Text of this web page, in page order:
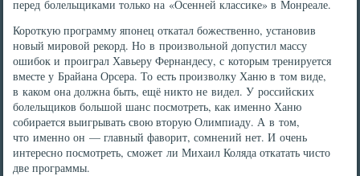
перед болельщиками только на «Осенней классике» в Монреале.
Короткую программу японец откатал божественно, установив
новый мировой рекорд. Но в произвольной допустил массу
ошибок и проиграл Хавьеру Фернандесу, с которым тренируется
вместе у Брайана Орсера. То есть произволку Ханю в том виде,
в каком она должна быть, ещё никто не видел. У российских
болельщиков большой шанс посмотреть, как именно Ханю
собирается выигрывать свою вторую Олимпиаду. А в том,
что именно он — главный фаворит, сомнений нет. И очень
интересно посмотреть, сможет ли Михаил Коляда откатать чисто
две программы.